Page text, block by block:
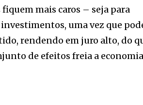
mais caros – seja para
uma vez que
rendendo em juro alto, do
de efeitos freia a